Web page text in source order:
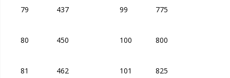
79 437 99 775
80 450 100 800
81 462 101 825